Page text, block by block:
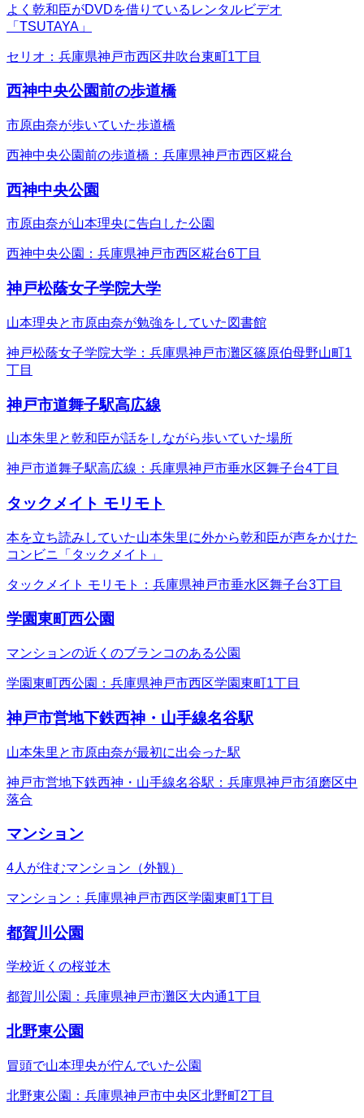
よく乾和臣がDVDを借りているレンタルビデオ
「TSUTAYA」
セリオ：兵庫県神戸市西区井吹台東町1丁目
西神中央公園前の歩道橋
市原由奈が歩いていた歩道橋
西神中央公園前の歩道橋：兵庫県神戸市西区糀台
西神中央公園
市原由奈が山本理央に告白した公園
西神中央公園：兵庫県神戸市西区糀台6丁目
神戸松蔭女子学院大学
山本理央と市原由奈が勉強をしていた図書館
神戸松蔭女子学院大学：兵庫県神戸市灘区篠原伯母野山町1
丁目
神戸市道舞子駅高広線
山本朱里と乾和臣が話をしながら歩いていた場所
神戸市道舞子駅高広線：兵庫県神戸市垂水区舞子台4丁目
タックメイト モリモト
本を立ち読みしていた山本朱里に外から乾和臣が声をかけた
コンビニ「タックメイト」
タックメイト モリモト：兵庫県神戸市垂水区舞子台3丁目
学園東町西公園
マンションの近くのブランコのある公園
学園東町西公園：兵庫県神戸市西区学園東町1丁目
神戸市営地下鉄西神・山手線名谷駅
山本朱里と市原由奈が最初に出会った駅
神戸市営地下鉄西神・山手線名谷駅：兵庫県神戸市須磨区中
落合
マンション
4人が住むマンション（外観）
マンション：兵庫県神戸市西区学園東町1丁目
都賀川公園
学校近くの桜並木
都賀川公園：兵庫県神戸市灘区大内通1丁目
北野東公園
冒頭で山本理央が佇んでいた公園
北野東公園：兵庫県神戸市中央区北野町2丁目